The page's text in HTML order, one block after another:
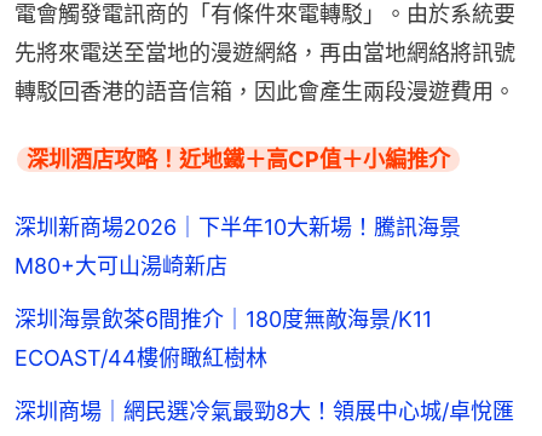
電會觸發電訊商的「有條件來電轉駁」。由於系統要
先將來電送至當地的漫遊網絡，再由當地網絡將訊號
轉駁回香港的語音信箱，因此會產生兩段漫遊費用。
深圳酒店攻略！近地鐵＋高CP值＋小編推介
深圳新商場2026｜下半年10大新場！騰訊海景
M80+大可山湯崎新店
深圳海景飲茶6間推介｜180度無敵海景/K11
ECOAST/44樓俯瞰紅樹林
深圳商場｜網民選冷氣最勁8大！領展中心城/卓悅匯